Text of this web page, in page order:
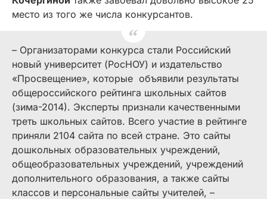
место из того же числа конкурсантов.
– Организаторами конкурса стали Российский
новый университет (РосНОУ) и издательство
«Просвещение», которые объявили результаты
общероссийского рейтинга школьных сайтов
(зима-2014). Эксперты признали качественными
треть школьных сайтов. Всего участие в рейтинге
приняли 2104 сайта по всей стране. Это сайты
дошкольных образовательных учреждений,
общеобразовательных учреждений, учреждений
дополнительного образования, а также сайты
классов и персональные сайты учителей, –